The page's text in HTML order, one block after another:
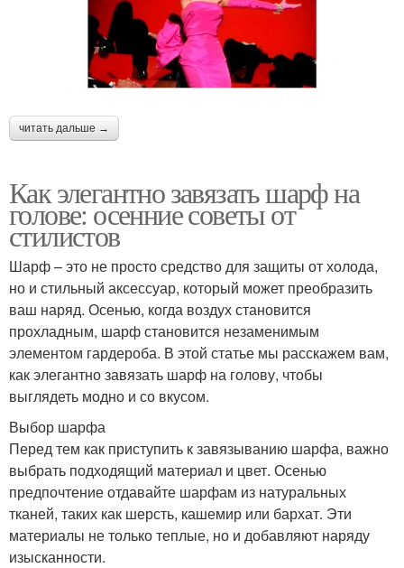
читать дальше →
Как элегантно завязать шарф на
голове: осенние советы от
стилистов
Шарф – это не просто средство для защиты от холода,
но и стильный аксессуар, который может преобразить
ваш наряд. Осенью, когда воздух становится
прохладным, шарф становится незаменимым
элементом гардероба. В этой статье мы расскажем вам,
как элегантно завязать шарф на голову, чтобы
выглядеть модно и со вкусом.
Выбор шарфа
Перед тем как приступить к завязыванию шарфа, важно
выбрать подходящий материал и цвет. Осенью
предпочтение отдавайте шарфам из натуральных
тканей, таких как шерсть, кашемир или бархат. Эти
материалы не только теплые, но и добавляют наряду
изысканности.